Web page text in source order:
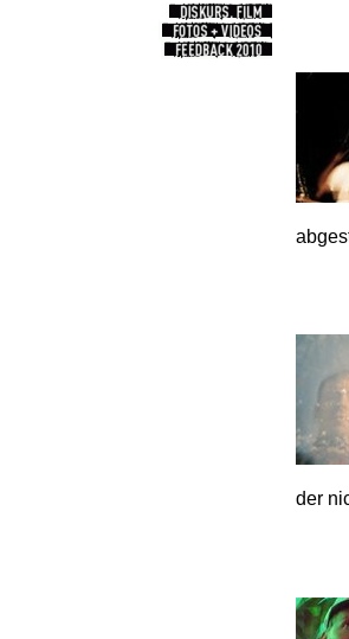
der